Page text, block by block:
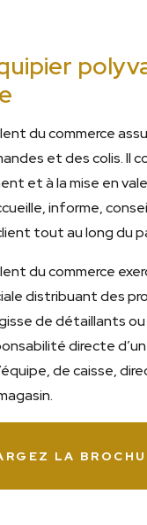
du commerce
et des colis. Il
et à la mise en
informe,
tout au long du
du commerce
distribuant des
de détaillants
directe
de caisse,
LA